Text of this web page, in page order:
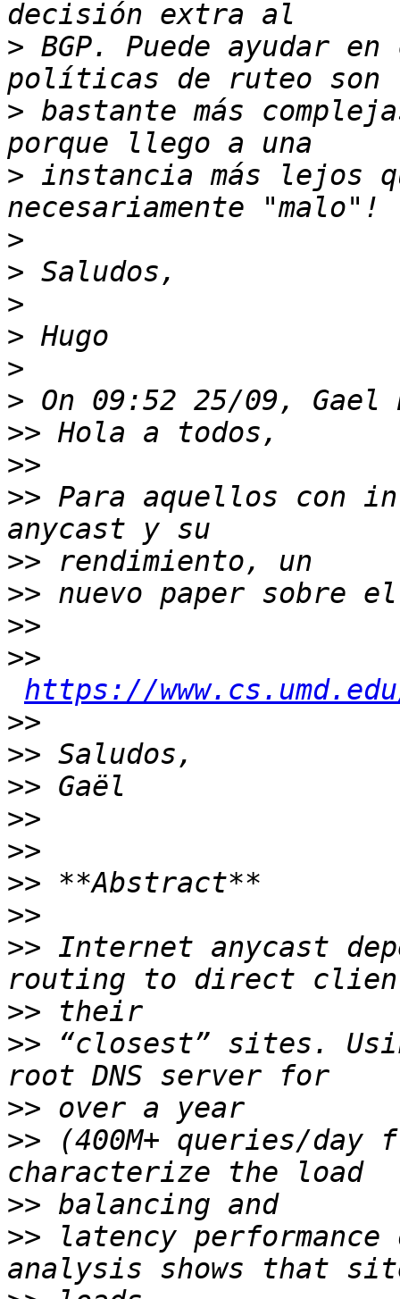
> BGP. Puede ayudar
> bastante más
> instancia más lejos
>
>
>
>
>
>
>>
>>
>> Para aquellos con
>>
>>
>>
>>
https://
>>
>>
>>
>>
>>
>>
>>
>> Internet anycast
>>
>> “closest” sites.
>>
>> (400M+ queries/day
>>
>> latency